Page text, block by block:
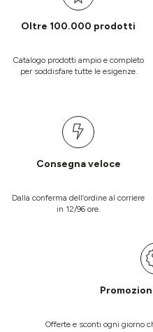
Oltre 100.000 prodotti
Catalogo prodotti ampio e completo
per soddisfare tutte le esigenze.
Consegna veloce
Dalla conferma dell’ordine al corriere
in 12/96 ore.
Offerte e sconti ogni giorno